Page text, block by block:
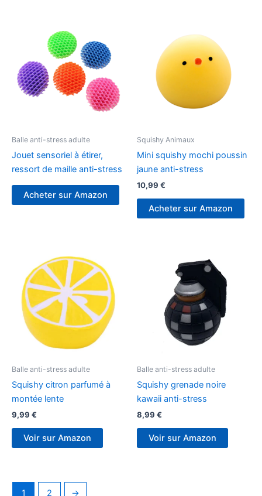
Balle anti-stress adulte
Jouet sensoriel à étirer,
ressort de maille anti-stress
Acheter sur Amazon
Squishy Animaux
Mini squishy mochi poussin
jaune anti-stress
10,99 €
Acheter sur Amazon
Balle anti-stress adulte
Squishy citron parfumé à
montée lente
9,99 €
Voir sur Amazon
Balle anti-stress adulte
Squishy grenade noire
kawaii anti-stress
8,99 €
Voir sur Amazon
1 2 →